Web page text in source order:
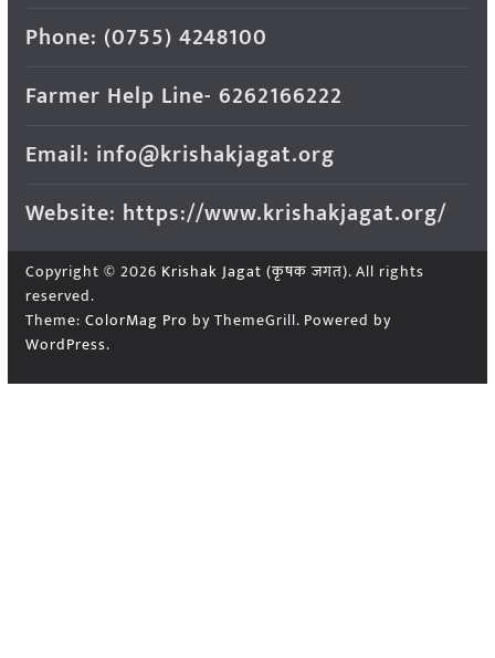
Phone: (0755) 4248100
Farmer Help Line- 6262166222
Email: info@krishakjagat.org
Website: https://www.krishakjagat.org/
Copyright © 2026 Krishak Jagat (कृषक जगत). All rights
reserved.
Theme: ColorMag Pro by ThemeGrill. Powered by
WordPress.